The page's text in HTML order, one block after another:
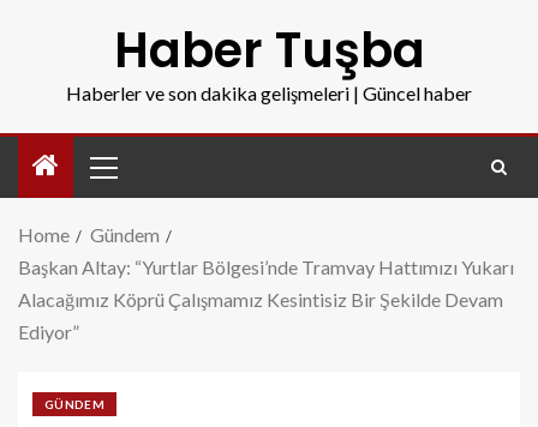
Haber Tuşba
Haberler ve son dakika gelişmeleri | Güncel haber
Home
Gündem
Başkan Altay: “Yurtlar Bölgesi’nde Tramvay Hattımızı Yukarı
Alacağımız Köprü Çalışmamız Kesintisiz Bir Şekilde Devam
Ediyor”
GÜNDEM